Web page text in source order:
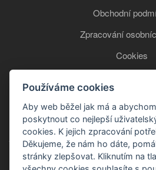
Obchodní
Zpracování
Cookies
+420
Používáme cookies
Aby web běžel jak má a
poskytnout co nejlepší
cookies. K jejich zpracování
Děkujeme, že nám ho dáte,
stránky zlepšovat. Kliknutím na